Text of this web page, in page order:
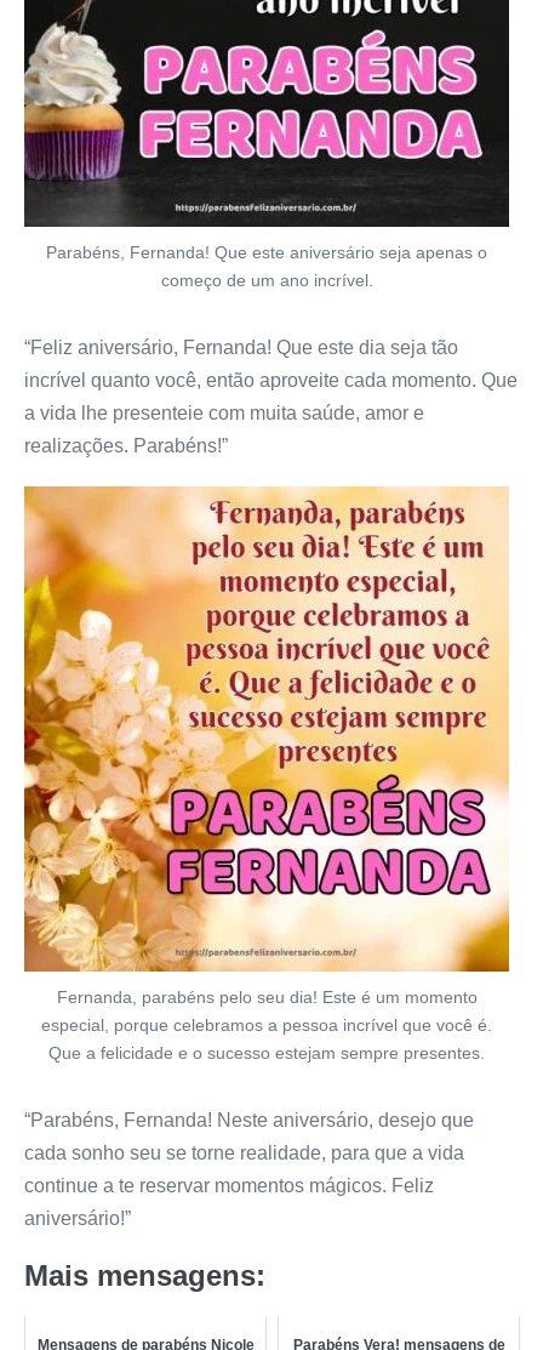
Parabéns, Fernanda! Que este aniversário seja apenas o
começo de um ano incrível.
“Feliz aniversário, Fernanda! Que este dia seja tão
incrível quanto você, então aproveite cada momento. Que
a vida lhe presenteie com muita saúde, amor e
realizações. Parabéns!”
Fernanda, parabéns pelo seu dia! Este é um momento
especial, porque celebramos a pessoa incrível que você é.
Que a felicidade e o sucesso estejam sempre presentes.
“Parabéns, Fernanda! Neste aniversário, desejo que
cada sonho seu se torne realidade, para que a vida
continue a te reservar momentos mágicos. Feliz
aniversário!”
Mais mensagens:
Mensagens de parabéns Nicole Parabéns Vera! mensagens de